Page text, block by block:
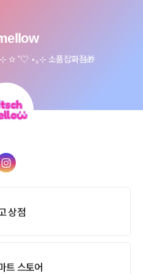
✫ ˚♡ ⋆｡⊹ 소품잡화점🎁
상점
트 스토어